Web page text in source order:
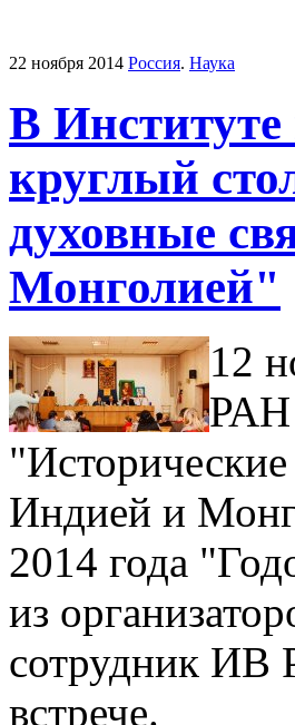
22 ноября 2014 Россия. Наука
В
круглый
духовные
Монголией"
12
РАН
Индией и
2014 года
из
сотрудник ИВ
встрече.